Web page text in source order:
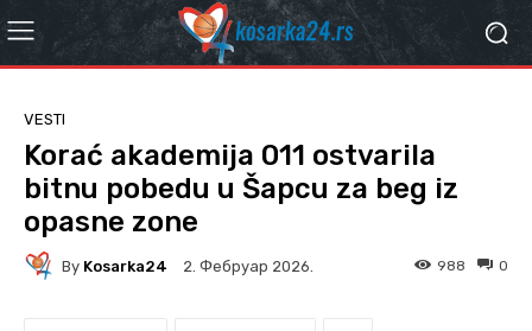
VESTI
Korać akademija 011 ostvarila
bitnu pobedu u Šapcu za beg iz
opasne zone
By Kosarka24 2. Фебруар 2026. 0
988